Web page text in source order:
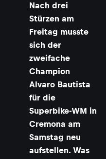
Nach drei
Stürzen am
Freitag musste
sich der
zweifache
Champion
Alvaro Bautista
für die
Superbike-WM in
Cremona am
Samstag neu
aufstellen. Was